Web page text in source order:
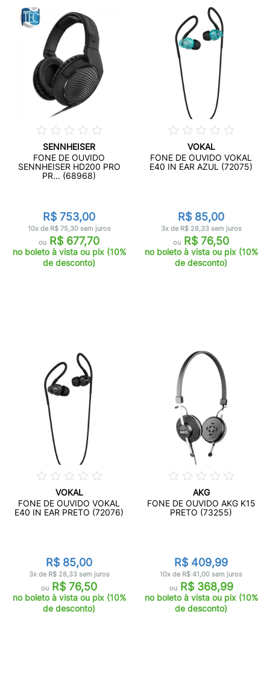
SENNHEISER
FONE DE OUVIDO
SENNHEISER HD200 PRO
PR... (68968)
R$ 753,00
10x de R$ 75,30 sem juros
ou R$ 677,70
no boleto à vista ou pix (10%
de desconto)
VOKAL
FONE DE OUVIDO VOKAL
E40 IN EAR AZUL (72075)
R$ 85,00
3x de R$ 28,33 sem juros
ou R$ 76,50
no boleto à vista ou pix (10%
de desconto)
VOKAL
FONE DE OUVIDO VOKAL
E40 IN EAR PRETO (72076)
R$ 85,00
3x de R$ 28,33 sem juros
ou R$ 76,50
no boleto à vista ou pix (10%
de desconto)
AKG
FONE DE OUVIDO AKG K15
PRETO (73255)
R$ 409,99
10x de R$ 41,00 sem juros
ouR$ 368,99
no boleto à vista ou pix (10%
de desconto)